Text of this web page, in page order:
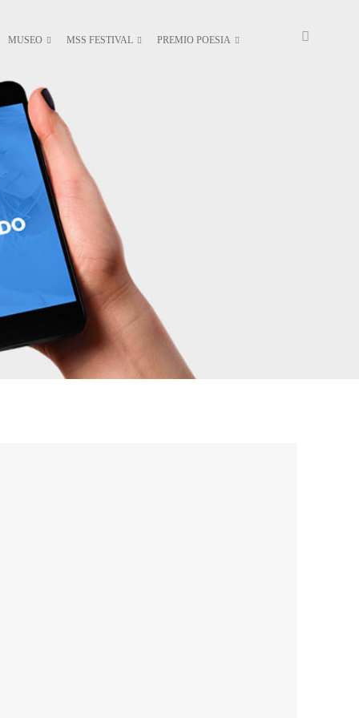
MUSEO MSS FESTIVAL PREMIO POESIA